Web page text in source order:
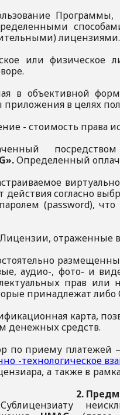
лицензиями.
или физическое
в объективной
в целях
- стоимость права
посредством
Определенный
действия согласно
(password),
отраженные
аудио-, фото- и
прав
принадлежат
карта,
денежных средств.
по приему платежей –
-технологическое
а также в
2.
Сублицензиату